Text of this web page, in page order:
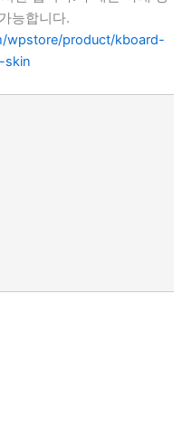
능합니다.
wpstore/product/kboard-
skin